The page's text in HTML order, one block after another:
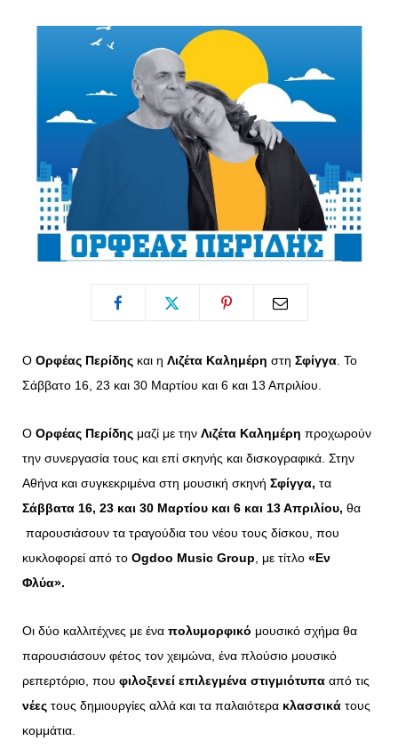
o
e
r
a
Ο Ορφέας Περίδης και η Λιζέτα Καλημέρη στη Σφίγγα. To
Σάββατο 16, 23 και 30 Μαρτίου και 6 και 13 Απριλίου.
Ο Ορφέας Περίδης μαζί με την Λιζέτα Καλημέρη προχωρούν
την συνεργασία τους και επί σκηνής και δισκογραφικά. Στην
Αθήνα και συγκεκριμένα στη μουσική σκηνή Σφίγγα, τα
Σάββατα 16, 23 και 30 Μαρτίου και 6 και 13 Απριλίου, θα
παρουσιάσουν τα τραγούδια του νέου τους δίσκου, που
κυκλοφορεί από το Ogdoo Music Group, με τίτλο «Εν
Φλύα».
Οι δύο καλλιτέχνες με ένα πολυμορφικό μουσικό σχήμα θα
παρουσιάσουν φέτος τον χειμώνα, ένα πλούσιο μουσικό
ρεπερτόριο, που φιλοξενεί επιλεγμένα στιγμιότυπα από τις
νέες τους δημιουργίες αλλά και τα παλαιότερα κλασσικά τους
κομμάτια.